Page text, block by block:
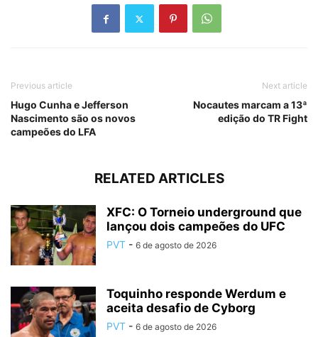
Previous article
Hugo Cunha e Jefferson
Nascimento são os novos
campeões do LFA
Next article
Nocautes marcam a 13ª
edição do TR Fight
RELATED ARTICLES
XFC: O Torneio underground que
lançou dois campeões do UFC
PVT - 6 de agosto de 2026
Toquinho responde Werdum e
aceita desafio de Cyborg
PVT - 6 de agosto de 2026